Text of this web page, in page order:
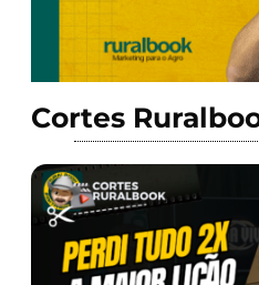
Cortes